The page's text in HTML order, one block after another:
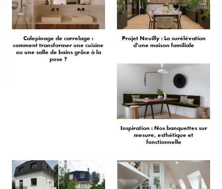
Calepinage de carrelage :
comment transformer une cuisine
ou une salle de bains grâce à la
pose ?
Projet Neuilly : La surélévation
d'une maison familiale
Inspiration : Nos banquettes sur
mesure, esthétique et
fonctionnelle